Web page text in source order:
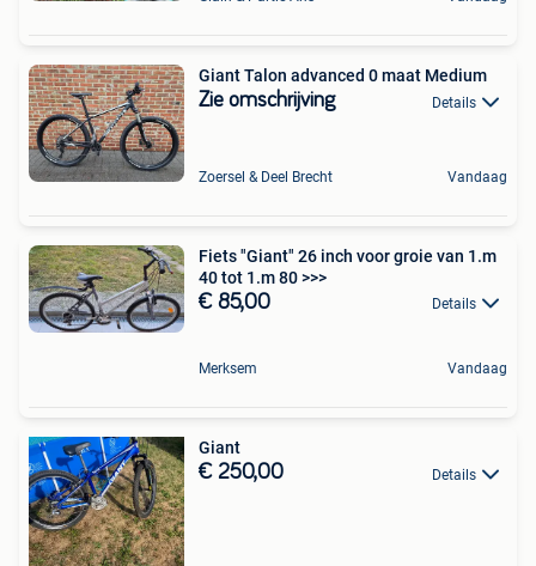
Giant Talon advanced 0 maat Medium
Zie omschrijving Details
Zoersel & Deel Brecht Vandaag
Fiets "Giant" 26 inch voor groie van 1.m
40 tot 1.m 80 >>>
€ 85,00 Details
Merksem Vandaag
Giant
€ 250,00 Details